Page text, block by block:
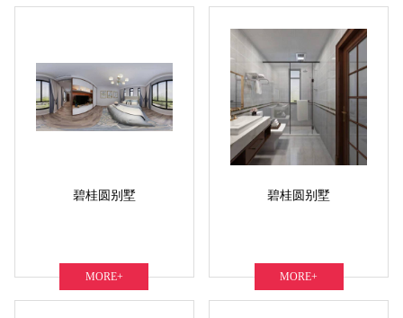
MORE+
碧桂圆别墅
MORE+
碧桂圆别墅